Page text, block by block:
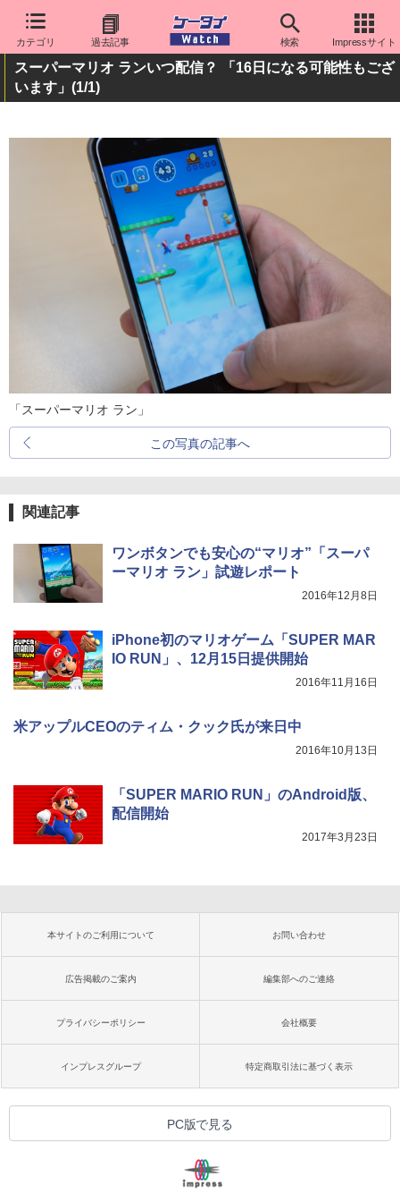
カテゴリ 過去記事 検索 Impressサイト
スーパーマリオ ランいつ配信？ 「16日になる可能性もござ
います」 (1/1)
「スーパーマリオ ラン」
この写真の記事へ
関連記事
ワンボタンでも安心の“マリオ”「スーパ
ーマリオ ラン」試遊レポート
2016年12月8日
iPhone初のマリオゲーム「SUPER MAR
IO RUN」、12月15日提供開始
2016年11月16日
米アップルCEOのティム・クック氏が来日中
2016年10月13日
「SUPER MARIO RUN」のAndroid版、
配信開始
2017年3月23日
本サイトのご利用について お問い合わせ
広告掲載のご案内 編集部へのご連絡
プライバシーポリシー 会社概要
インプレスグループ 特定商取引法に基づく表示
PC版で見る